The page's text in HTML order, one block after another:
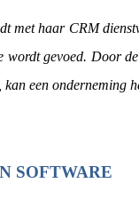
haar CRM
gevoed. Door
een onderneming
SOFTWARE